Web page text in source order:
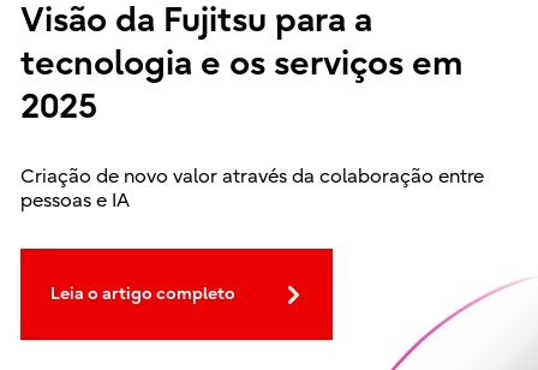
Visão da Fujitsu para a
tecnologia e os serviços em
2025
Criação de novo valor através da colaboração entre
pessoas e IA
Leia o artigo completo